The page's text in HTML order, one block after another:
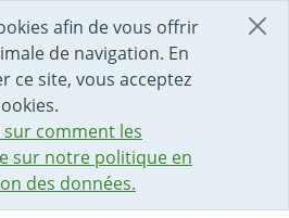
afin de vous offrir
de navigation. En
ce site, vous acceptez
comment les
sur notre politique en
des données.
DE LA PAGE
RECHERCHE